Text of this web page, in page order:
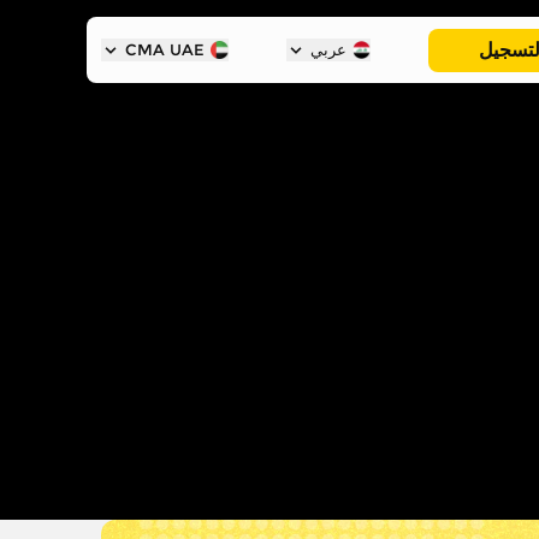
عربي CMA UAE